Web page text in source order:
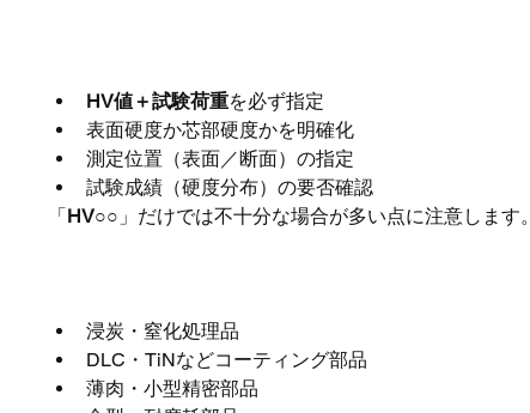
HV値＋試験荷重を必ず指定
表面硬度か芯部硬度かを明確化
測定位置（表面／断面）の指定
試験成績（硬度分布）の要否確認
「 HV○○ 」だけでは不十分な場合が多い点に注意します。
浸炭・窒化処理品
DLC・TiNなどコーティング部品
薄肉・小型精密部品